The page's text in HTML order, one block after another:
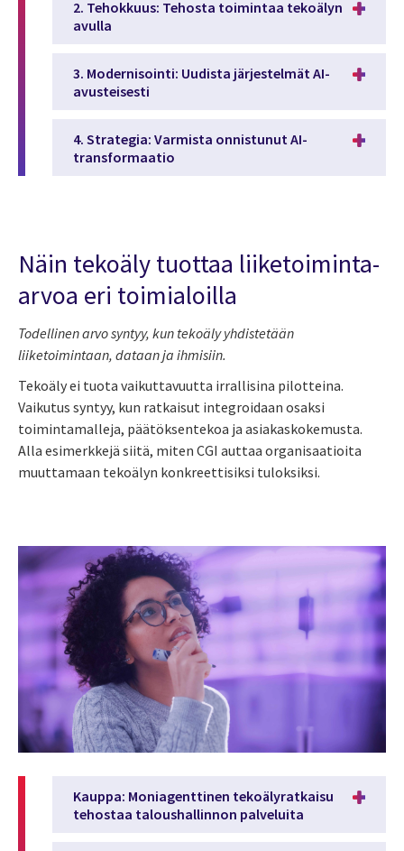
2. Tehokkuus: Tehosta toimintaa tekoälyn
avulla
3. Modernisointi: Uudista järjestelmät AI-
avusteisesti
4. Strategia: Varmista onnistunut AI-
transformaatio
Näin tekoälytuottaa liiketoiminta-
arvoa eri toimialoilla
Todellinen arvo syntyy, kun tekoäly yhdistetään
liiketoimintaan, dataan ja ihmisiin.
Tekoäly ei tuota vaikuttavuutta irrallisina pilotteina.
Vaikutus syntyy, kun ratkaisut integroidaan osaksi
toimintamalleja, päätöksentekoa ja asiakaskokemusta.
Alla esimerkkejä siitä, miten CGI auttaa organisaatioita
muuttamaan tekoälyn konkreettisiksi tuloksiksi.
Kauppa: Moniagenttinen tekoälyratkaisu
tehostaa taloushallinnon palveluita